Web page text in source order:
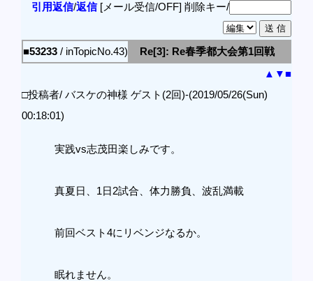
引用返信/返信[メール受信/OFF] 削除キー/
■53233 / inTopicNo.43)
Re[3]: Re春季都大会第1回戦
▲ ▼■
□投稿者/ バスケの神様 ゲスト(2回)-(2019/05/26(Sun)
00:18:01)
実践vs志茂田楽しみです。
真夏日、1日2試合、体力勝負、波乱満載
前回ベスト4にリベンジなるか。
眠れません。